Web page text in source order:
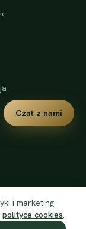
Czat z nami
i marketing
polityce cookies.